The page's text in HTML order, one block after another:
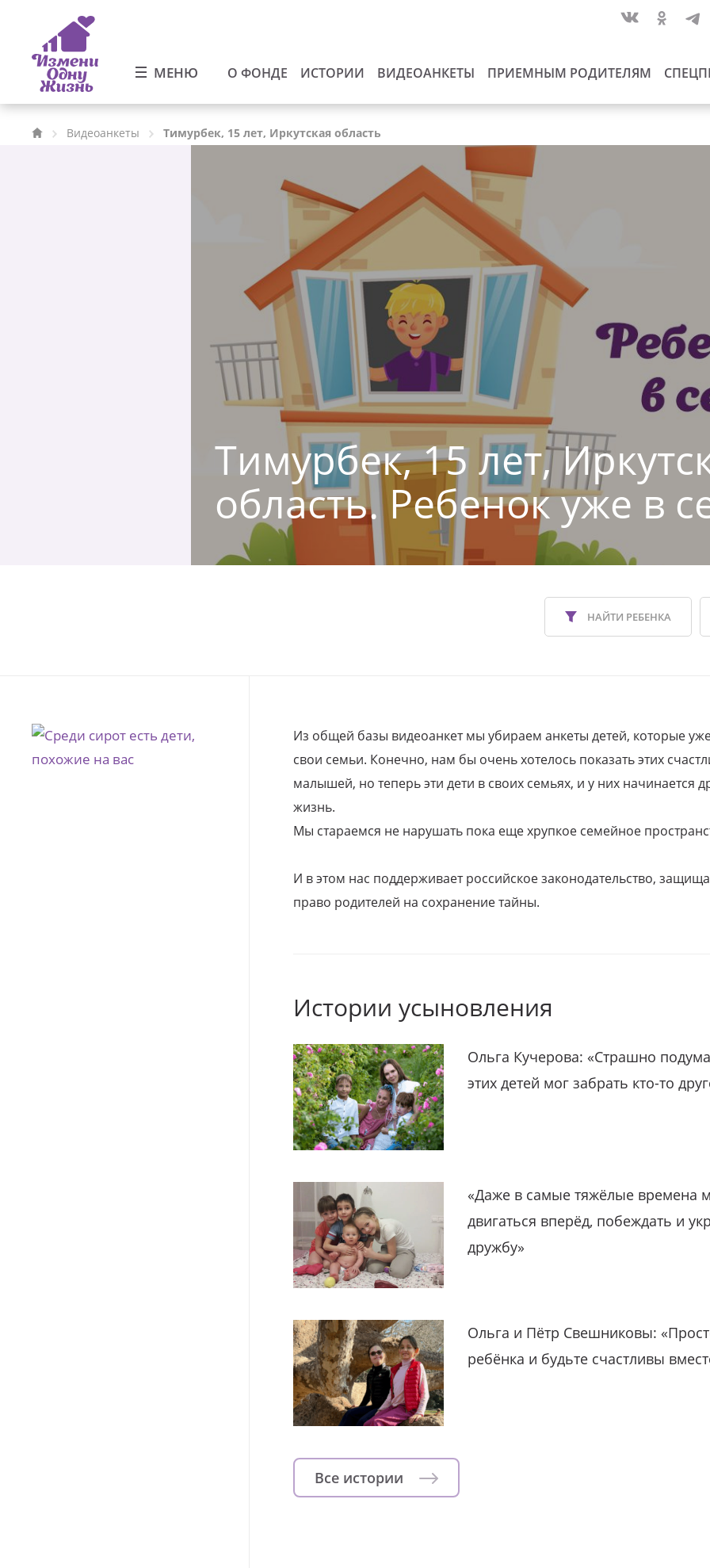
МЕНЮ О ФОНДЕ ИСТОРИИ ВИДЕОАНКЕТЫ ПРИЕМНЫМ РОДИТЕЛЯМ
Видеоанкеты Тимурбек, 15 лет, Иркутская область
Тимурбек, 15 лет,
область. Ребенок уже в
НАЙТИ РЕБЕНКА
Из общей базы видеоанкет мы убираем анкеты детей, которые
свои семьи. Конечно, нам бы очень хотелось показать этих
малышей, но теперь эти дети в своих семьях, и у них начинается
жизнь.
Мы стараемся не нарушать пока еще хрупкое семейное
И в этом нас поддерживает российское законодательство,
право родителей на сохранение тайны.
Истории усыновления
Ольга Кучерова: «Страшно
этих детей мог забрать кто-то
«Даже в самые тяжёлые времена
двигаться вперёд, побеждать и
дружбу»
Ольга и Пётр Свешниковы:
ребёнка и будьте счастливы
Все истории